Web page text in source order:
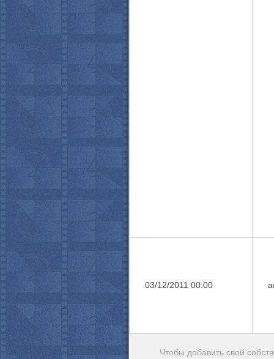
03/12/2011 00:00
Чтобы добавить свой